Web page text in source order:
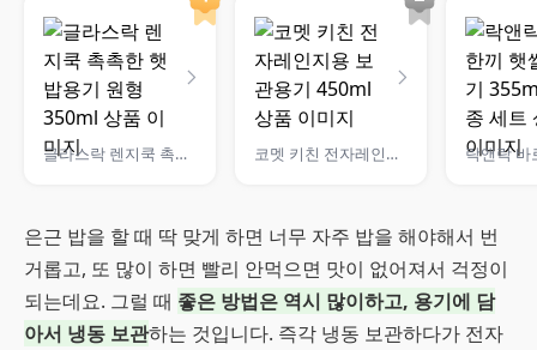
글라스락 렌지쿡 촉촉한 햇밥용기 원형 350ml 코멧 키친 전자레인지용 보관용기 450ml
은근 밥을 할 때 딱 맞게 하면 너무 자주 밥을 해야해서 번
거롭고, 또 많이 하면 빨리 안먹으면 맛이 없어져서 걱정이
되는데요. 그럴 때 좋은 방법은 역시 많이하고, 용기에 담
아서 냉동 보관하는 것입니다. 즉각 냉동 보관하다가 전자